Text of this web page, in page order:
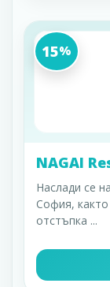
15%
NAGAI
Наслади се
София,
отстъпка ...